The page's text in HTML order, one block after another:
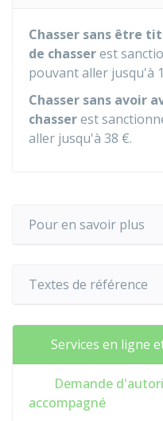
Chasser sans être
de chasserest
pouvant aller jusqu'à
Chasser sans avoir
chasserest
aller jusqu'à 38 €.
Pour en savoir plus
Textes de référence
Services en ligne
Demande
accompagné